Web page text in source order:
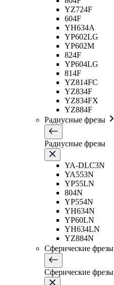
YZ724F
604F
YH634A
YP602LG
YP602M
824F
YP604LG
814F
YZ814FC
YZ834F
YZ834FX
YZ884F
Радиусные фрезы
Радиусные фрезы
YA-DLC3N
YA553N
YP55LN
804N
YP554N
YH634N
YP60LN
YH634LN
YZ884N
Сферические фрезы
Сферические фрезы